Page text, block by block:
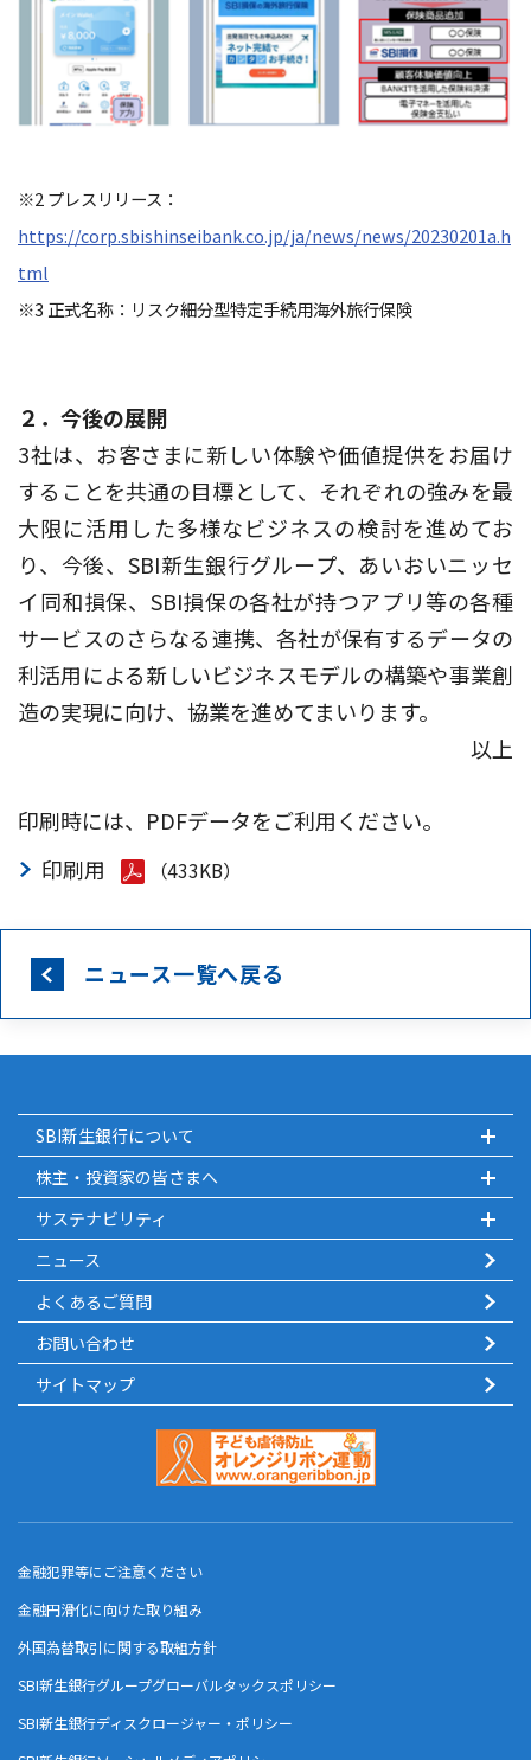
※2 プレスリリース：
https://corp.sbishinseibank.co.jp/ja/news/news/20230201a.h
tml
※3 正式名称：リスク細分型特定手続用海外旅行保険
２．今後の展開
3社は、お客さまに新しい体験や価値提供をお届け
することを共通の目標として、それぞれの強みを最
大限に活用した多様なビジネスの検討を進めてお
り、今後、SBI新生銀行グループ、あいおいニッセ
イ同和損保、SBI損保の各社が持つアプリ等の各種
サービスのさらなる連携、各社が保有するデータの
利活用による新しいビジネスモデルの構築や事業創
造の実現に向け、協業を進めてまいります。
以上
印刷時には、PDFデータをご利用ください。
印刷用
（433KB）
ニュース一覧へ戻る
SBI新生銀行について
株主・投資家の皆さまへ
サステナビリティ
ニュース
よくあるご質問
お問い合わせ
サイトマップ
金融犯罪等にご注意ください
金融円滑化に向けた取り組み
外国為替取引に関する取組方針
SBI新生銀行グループグローバルタックスポリシー
SBI新生銀行ディスクロージャー・ポリシー